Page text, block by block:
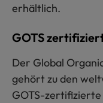
erhältlich.
GOTS
Der Global
gehört zu den
GOTS-